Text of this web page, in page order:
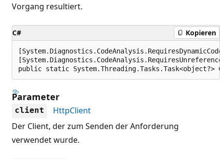
Vorgang resultiert.
C# Kopieren
public static
Parameter
client
HttpClient
Der Client, der zum Senden der Anforderung
verwendet wurde.